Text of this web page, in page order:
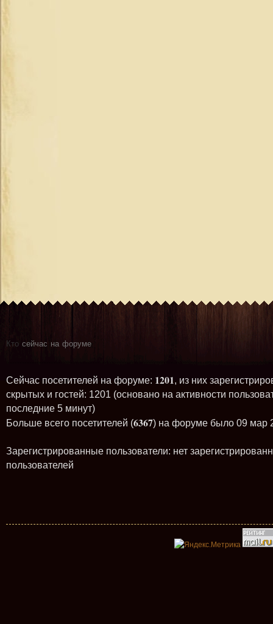
Кто сейчас на форуме
Сейчас посетителей на форуме: 1201, из них
скрытых и гостей: 1201 (основано на активности
последние 5 минут)
Больше всего посетителей (6367) на форуме было 09 мар
Зарегистрированные пользователи: нет
пользователей